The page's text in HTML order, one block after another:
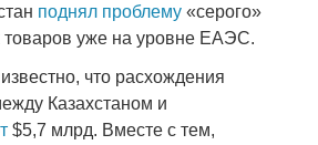
поднял проблему«серого»
товаров уже на уровне ЕАЭС.
что расхождения
Казахстаном и
$5,7 млрд. Вместе с тем,